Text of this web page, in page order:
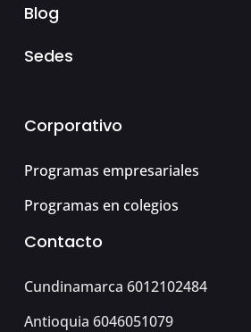
Blog
Sedes
Corporativo
Programas empresariales
Programas en colegios
Contacto
Cundinamarca 6012102484
Antioquia 6046051079